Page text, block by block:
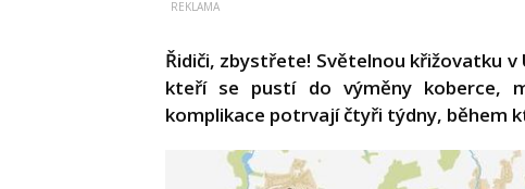
Řidiči, zbystřete! Světelnou křižovatku
kteří se pustí do výměny koberce,
komplikace potrvají čtyři týdny, během